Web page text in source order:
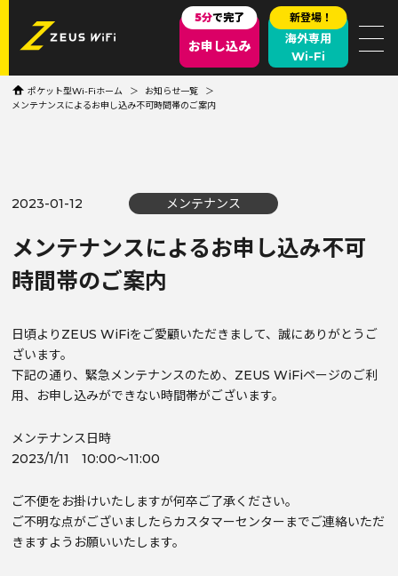
5分で完了
お申し込み
新登場！
海外専用
Wi-Fi
ポケット型Wi-Fiホーム
お知らせ一覧
メンテナンスによるお申し込み不可時間帯のご案内
2023-01-12 メンテナンス
メンテナンスによるお申し込み不可
時間帯のご案内
日頃よりZEUS WiFiをご愛顧いただきまして、誠にありがとうご
ざいます。
下記の通り、緊急メンテナンスのため、ZEUS WiFiページのご利
用、お申し込みができない時間帯がございます。
メンテナンス日時
2023/1/11 10:00～11:00
ご不便をお掛けいたしますが何卒ご了承ください。
ご不明な点がございましたらカスタマーセンターまでご連絡いただ
きますようお願いいたします。